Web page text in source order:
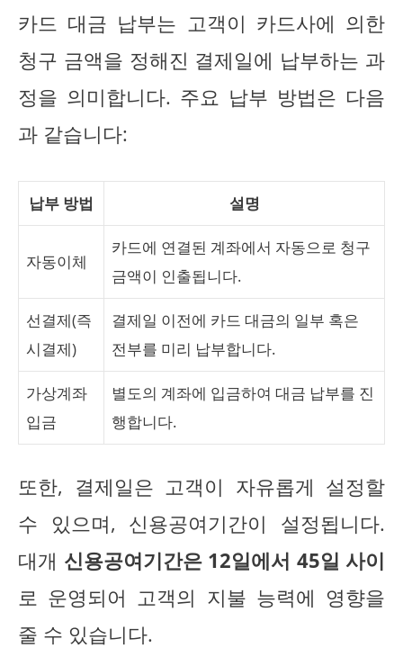
카드 대금 납부는 고객이 카드사에 의한
청구 금액을 정해진 결제일에 납부하는 과
정을 의미합니다. 주요 납부 방법은 다음
과 같습니다:
납부 방법 설명
자동이체
카드에 연결된 계좌에서 자동으로 청구
금액이 인출됩니다.
선결제(즉
시결제)
결제일 이전에 카드 대금의 일부 혹은
전부를 미리 납부합니다.
가상계좌
입금
별도의 계좌에 입금하여 대금 납부를 진
행합니다.
또한, 결제일은 고객이 자유롭게 설정할
수 있으며, 신용공여기간이 설정됩니다.
대개 신용공여기간은 12일에서 45일 사이
로 운영되어 고객의 지불 능력에 영향을
줄 수 있습니다.